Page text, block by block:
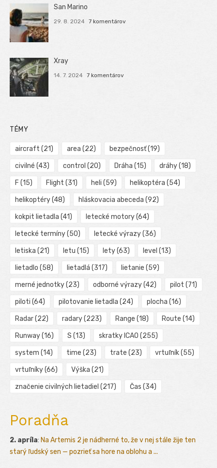
San Marino
29. 8. 2024 7 komentárov
Xray
14. 7. 2024 7 komentárov
TÉMY
aircraft (21) area (22) bezpečnosť(19)
civilné (43) control (20) Dráha (15) dráhy(18)
F (15) Flight (31) heli (59) helikoptéra (54)
helikoptéry(48) hláskovacia abeceda (92)
kokpit lietadla (41) letecké motory(64)
letecké termíny(50) letecké výrazy(36)
letiska (21) letu (15) lety(63) level (13)
lietadlo (58) lietadlá (317) lietanie (59)
merné jednotky(23) odborné výrazy(42) pilot (71)
piloti (64) pilotovanie lietadla (24) plocha (16)
Radar(22) radary(223) Range (18) Route (14)
Runway(16) S (13) skratky ICAO (255)
system (14) time (23) trate (23) vrtuľník(55)
vrtuľníky(66) Výška (21)
značenie civilných lietadiel (217) Čas (34)
Poradňa
2. apríla: Na Artemis 2 je nádherné to, že v nej stále žije ten
starý ľudský sen — pozrieť sa hore na oblohu a ...